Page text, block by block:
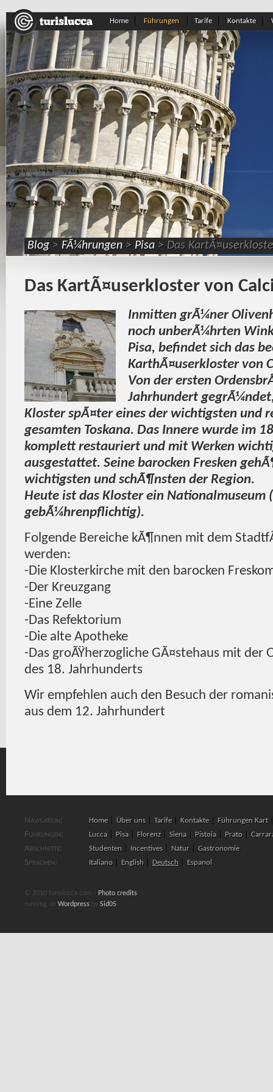
Home Führungen Tarife Kontakte
Blog> FÃ¼hrungen > Pisa > Das
Das KartÃ¤userkloster von
Inmitten grÃ¼ner
noch unberÃ¼hrten
Pisa, befindet sich das
KarthÃ¤userkloster von
Von der ersten
Jahrhundert
Kloster spÃ¤ter eines der wichtigsten und
gesamten Toskana. Das Innere wurde im
komplett restauriert und mit Werken
ausgestattet. Seine barocken Fresken
wichtigsten und schÃ¶nsten der Region.
Heute ist das Kloster ein Nationalmuseum
gebÃ¼hrenpflichtig).
Folgende Bereiche kÃ¶nnen mit dem
werden:
-Die Klosterkirche mit den barocken
-Der Kreuzgang
-Eine Zelle
-Das Refektorium
-Die alte Apotheke
-Das groÃŸherzogliche GÃ¤stehaus mit der
des 18. Jahrhunderts
Wir empfehlen auch den Besuch der
aus dem 12. Jahrhundert
Navigation: Home Über uns Tarife Kontakte Führungen Kart
Führungen: Lucca Pisa Florenz Siena Pistoia Prato
Abschnitte: Studenten Incentives Natur Gastronomie
Sprachen: Italiano English Deutsch Espanol
© 2010 turislucca.com - Photo credits
running on Wordpress by Sid05